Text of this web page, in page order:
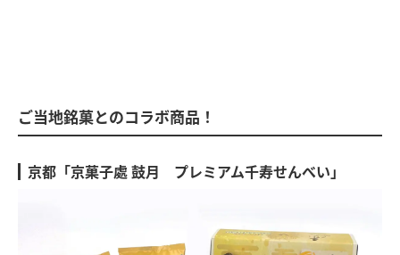
ご当地銘菓とのコラボ商品！
京都「京菓子處 鼓月 プレミアム千寿せんべい」